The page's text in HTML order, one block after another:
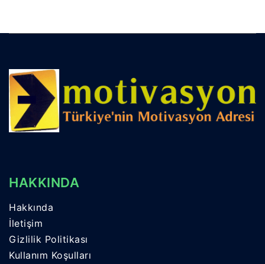
HAKKINDA
Hakkında
İletişim
Gizlilik Politikası
Kullanım Koşulları